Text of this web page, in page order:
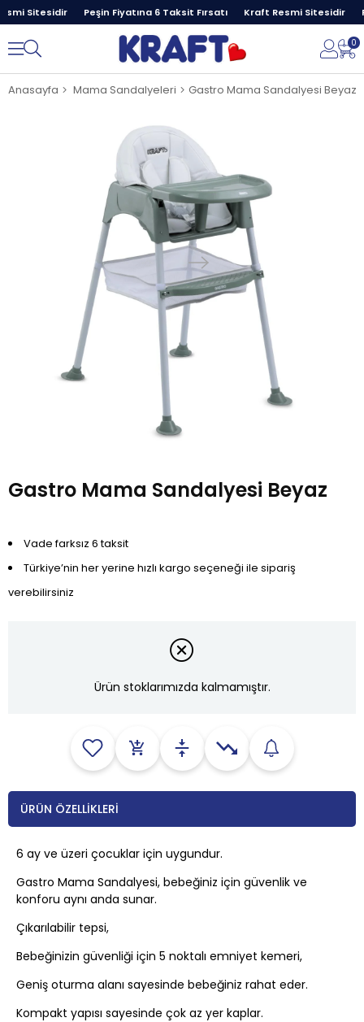
Sitesidir Peşin Fiyatına 6 Taksit Fırsatı Kraft Resmi Sitesidir
0
Anasayfa Mama Sandalyeleri Gastro Mama Sandalyesi Beyaz
Gastro Mama Sandalyesi Beyaz
Vade farksız 6 taksit
Türkiye’nin her yerine hızlı kargo seçeneği ile sipariş
verebilirsiniz
Ürün stoklarımızda kalmamıştır.
ÜRÜN ÖZELLIKLERI
6 ay ve üzeri çocuklar için uygundur.
Gastro Mama Sandalyesi, bebeğiniz için güvenlik ve
konforu aynı anda sunar.
Çıkarılabilir tepsi,
Bebeğinizin güvenliği için 5 noktalı emniyet kemeri,
Geniş oturma alanı sayesinde bebeğiniz rahat eder.
Kompakt yapısı sayesinde çok az yer kaplar.